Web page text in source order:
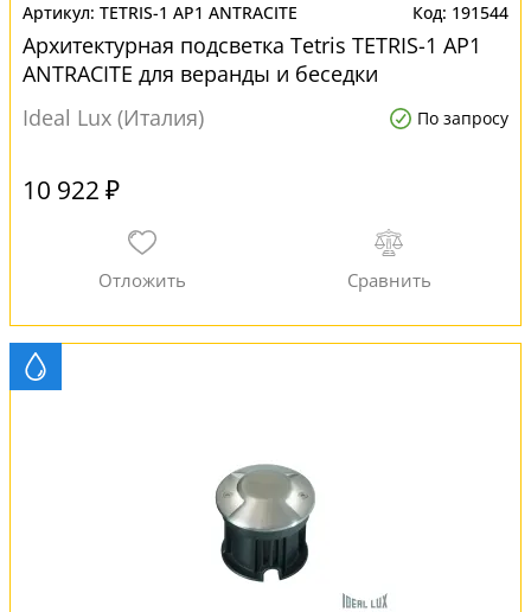
TETRIS-1 AP1 ANTRACITE 191544
Архитектурная подсветка Tetris TETRIS-1 AP1
ANTRACITE для веранды и беседки
Ideal Lux (Италия)
По запросу
10 922 ₽